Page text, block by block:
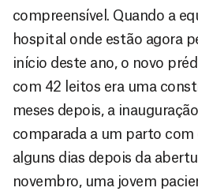
compreensível. Quando a
hospital onde estão agora
início deste ano, o novo
com 42 leitos era uma
meses depois, a
comparada a um parto com
alguns dias depois da
novembro, uma jovem